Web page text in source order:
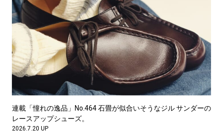
連載「憧れの逸品」No.464 石畳が似合いそうなジル サンダーの
レースアップシューズ。
2026.7.20 UP